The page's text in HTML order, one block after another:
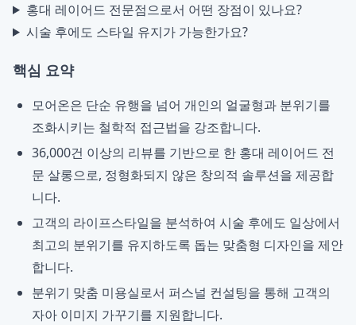
홍대 레이어드 전문점으로서 어떤 장점이 있나요?
시술 후에도 스타일 유지가 가능한가요?
핵심 요약
모어온은 단순 유행을 넘어 개인의 얼굴형과 분위기를
조화시키는 철학적 접근법을 강조합니다.
36,000건 이상의 리뷰를 기반으로 한 홍대 레이어드 전
문 살롱으로, 정형화되지 않은 창의적 솔루션을 제공합
니다.
고객의 라이프스타일을 분석하여 시술 후에도 일상에서
최고의 분위기를 유지하도록 돕는 맞춤형 디자인을 제안
합니다.
분위기 맞춤 미용실로서 퍼스널 컨설팅을 통해 고객의
자아 이미지 가꾸기를 지원합니다.